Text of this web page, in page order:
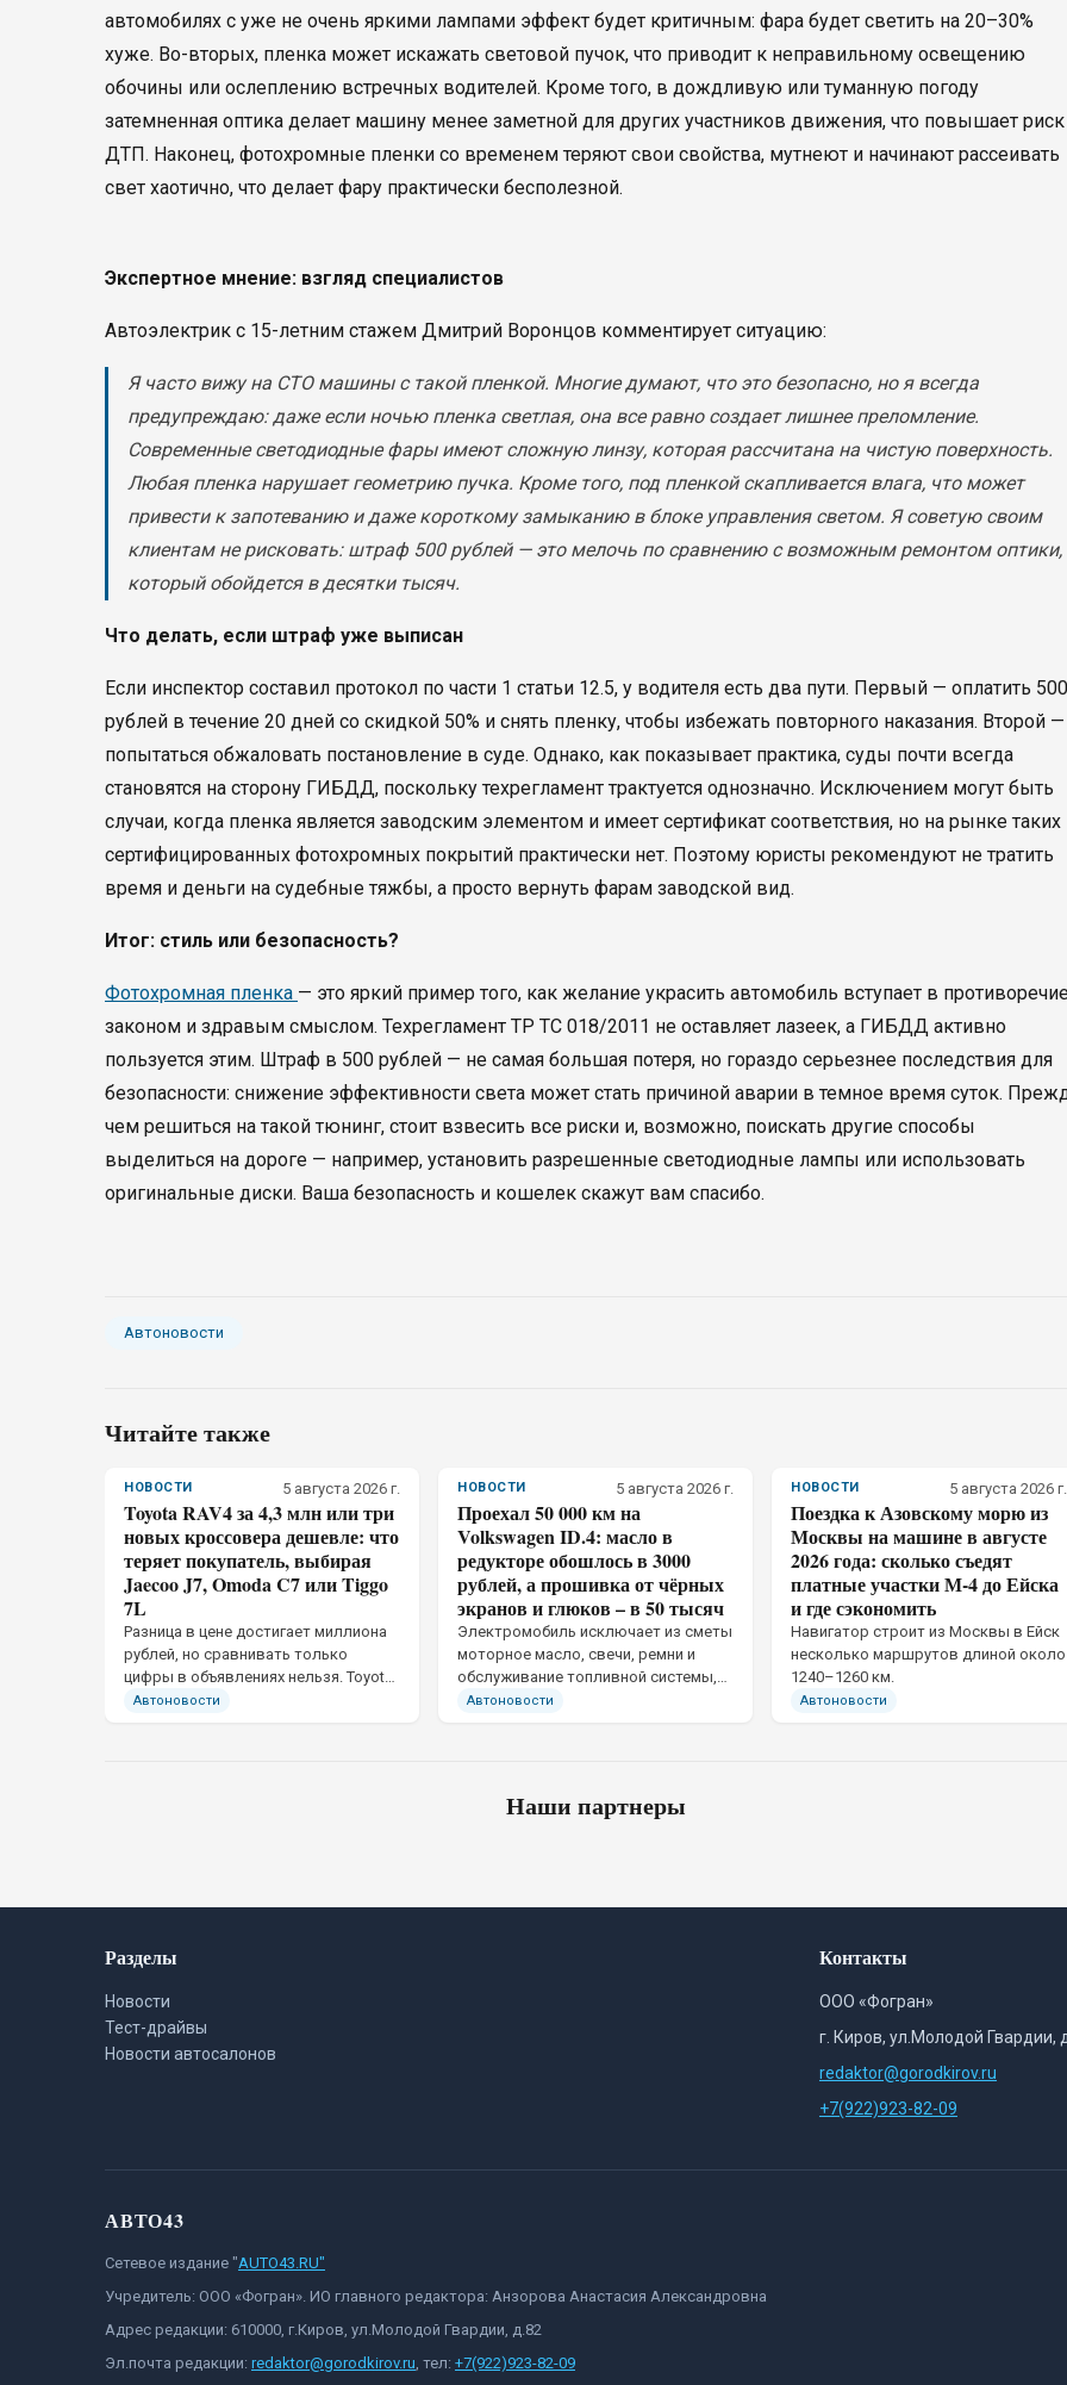
автомобилях с уже не очень яркими лампами эффект будет критичным: фара будет светить на 20–30%
хуже. Во-вторых, пленка может искажать световой пучок, что приводит к неправильному освещению
обочины или ослеплению встречных водителей. Кроме того, в дождливую или туманную погоду
затемненная оптика делает машину менее заметной для других участников движения, что повышает риск
ДТП. Наконец, фотохромные пленки со временем теряют свои свойства, мутнеют и начинают рассеивать
свет хаотично, что делает фару практически бесполезной.
Экспертное мнение: взгляд специалистов
Автоэлектрик с 15-летним стажем Дмитрий Воронцов комментирует ситуацию:
Я часто вижу на СТО машины с такой пленкой. Многие думают, что это безопасно, но я всегда
предупреждаю: даже если ночью пленка светлая, она все равно создает лишнее преломление.
Современные светодиодные фары имеют сложную линзу, которая рассчитана на чистую поверхность.
Любая пленка нарушает геометрию пучка. Кроме того, под пленкой скапливается влага, что может
привести к запотеванию и даже короткому замыканию в блоке управления светом. Я советую своим
клиентам не рисковать: штраф 500 рублей — это мелочь по сравнению с возможным ремонтом оптики,
который обойдется в десятки тысяч.
Что делать, если штраф уже выписан
Если инспектор составил протокол по части 1 статьи 12.5, у водителя есть два пути. Первый — оплатить 500
рублей в течение 20 дней со скидкой 50% и снять пленку, чтобы избежать повторного наказания. Второй —
попытаться обжаловать постановление в суде. Однако, как показывает практика, суды почти всегда
становятся на сторону ГИБДД, поскольку техрегламент трактуется однозначно. Исключением могут быть
случаи, когда пленка является заводским элементом и имеет сертификат соответствия, но на рынке таких
сертифицированных фотохромных покрытий практически нет. Поэтому юристы рекомендуют не тратить
время и деньги на судебные тяжбы, а просто вернуть фарам заводской вид.
Итог: стиль или безопасность?
Фотохромная пленка — это яркий пример того, как желание украсить автомобиль вступает в
законом и здравым смыслом. Техрегламент ТР ТС 018/2011 не оставляет лазеек, а ГИБДД активно
пользуется этим. Штраф в 500 рублей — не самая большая потеря, но гораздо серьезнее последствия для
безопасности: снижение эффективности света может стать причиной аварии в темное время суток.
чем решиться на такой тюнинг, стоит взвесить все риски и, возможно, поискать другие способы
выделиться на дороге — например, установить разрешенные светодиодные лампы или использовать
оригинальные диски. Ваша безопасность и кошелек скажут вам спасибо.
Автоновости
Читайте также
НОВОСТИ 5 августа 2026 г.
Toyota RAV4 за 4,3 млн или три
новых кроссовера дешевле: что
теряет покупатель, выбирая
Jaecoo J7, Omoda C7 или Tiggo
7L
Разница в цене достигает миллиона
рублей, но сравнивать только
цифры в объявлениях нельзя. Toyota
RAV4 за 4,3 млн рублей обычно
Автоновости
НОВОСТИ 5 августа 2026 г.
Проехал 50 000 км на
Volkswagen ID.4: масло в
редукторе обошлось в 3000
рублей, а прошивка от чёрных
экранов и глюков – в 50 тысяч
Электромобиль исключает из сметы
моторное масло, свечи, ремни и
обслуживание топливной системы,
но не делает владение полностью
Автоновости
НОВОСТИ 5 августа 2026 г.
Поездка к Азовскому морю из
Москвы на машине в августе
2026 года: сколько съедят
платные участки М-4 до Ейска
и где сэкономить
Навигатор строит из Москвы в Ейск
несколько маршрутов длиной около
1240–1260 км.
Автоновости
Наши партнеры
Разделы
Новости
Тест-драйвы
Новости автосалонов
Контакты
ООО «Фогран»
г. Киров, ул.Молодой Гвардии,
redaktor@gorodkirov.ru
+7(922)923-82-09
АВТО43
Сетевое издание "AUTO43.RU"
Учредитель: ООО «Фогран». ИО главного редактора: Анзорова Анастасия Александровна
Адрес редакции: 610000, г.Киров, ул.Молодой Гвардии, д.82
Эл.почта редакции: redaktor@gorodkirov.ru, тел: +7(922)923-82-09